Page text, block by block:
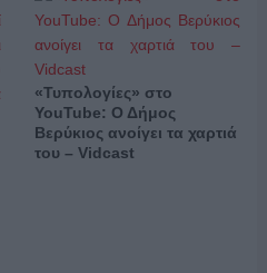
«Τυπολογίες» στο
YouTube: Ο Δήμος
Βερύκιος ανοίγει τα χαρτιά
του – Vidcast